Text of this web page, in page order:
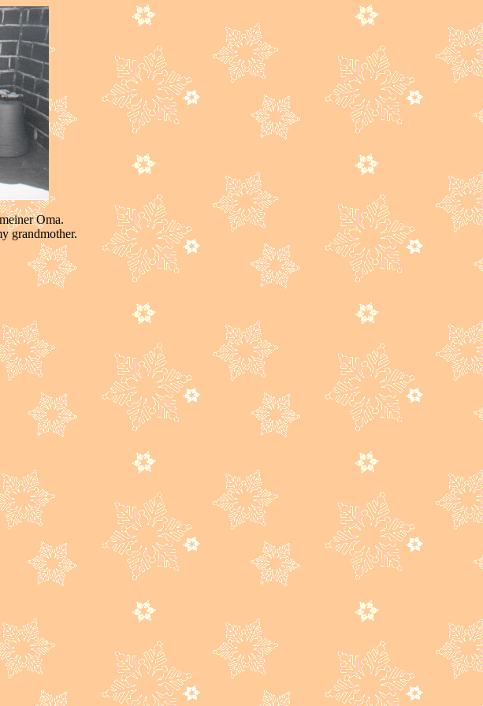
Oma.
grandmother.